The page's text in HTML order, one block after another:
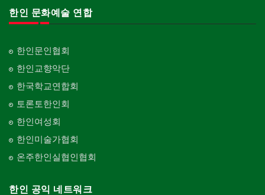
한인 문화예술 연합
한인문인협회
한인교향악단
한국학교연합회
토론토한인회
한인여성회
한인미술가협회
온주한인실협인협회
한인 공익 네트워크